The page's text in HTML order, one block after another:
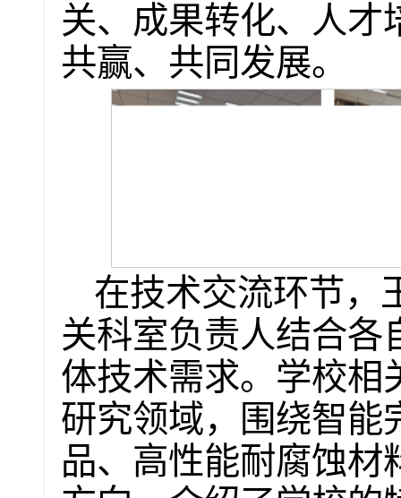
关、成果转化、人才
共赢、共同发展。
在技术交流环节，
关科室负责人结合各
体技术需求。学校相
研究领域，围绕智能
品、高性能耐腐蚀材